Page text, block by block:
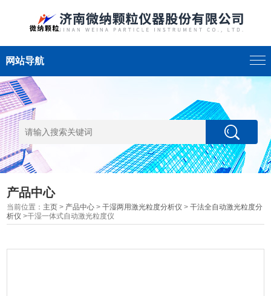
网站导航
产品中心
当前位置： 主页 > 产品中心 >干湿两用激光粒度分析仪 >干法全自动激光粒度分
析仪 >干湿一体式自动激光粒度仪